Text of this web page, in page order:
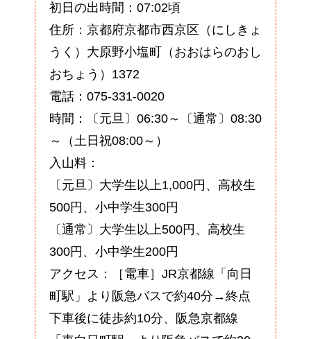
初日の出時間：07:02頃
住所：京都府京都市西京区（にしきょ
うく）大原野小塩町（おおはらのおし
おちょう）1372
電話：075-331-0020
時間：〔元旦〕06:30～〔通常〕08:30
～（土日祝08:00～）
入山料：
〔元旦〕大学生以上1,000円、高校生
500円、小中学生300円
〔通常〕大学生以上500円、高校生
300円、小中学生200円
アクセス：［電車］JR京都線「向日
町駅」より阪急バスで約40分→終点
下車後に徒歩約10分、阪急京都線